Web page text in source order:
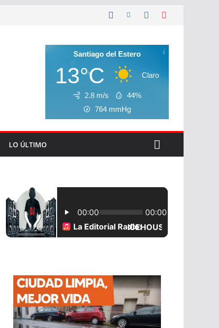
Santiago del Estero
13°C Claro
2.8 m/s
44%
764 mmHg
LO ÚLTIMO